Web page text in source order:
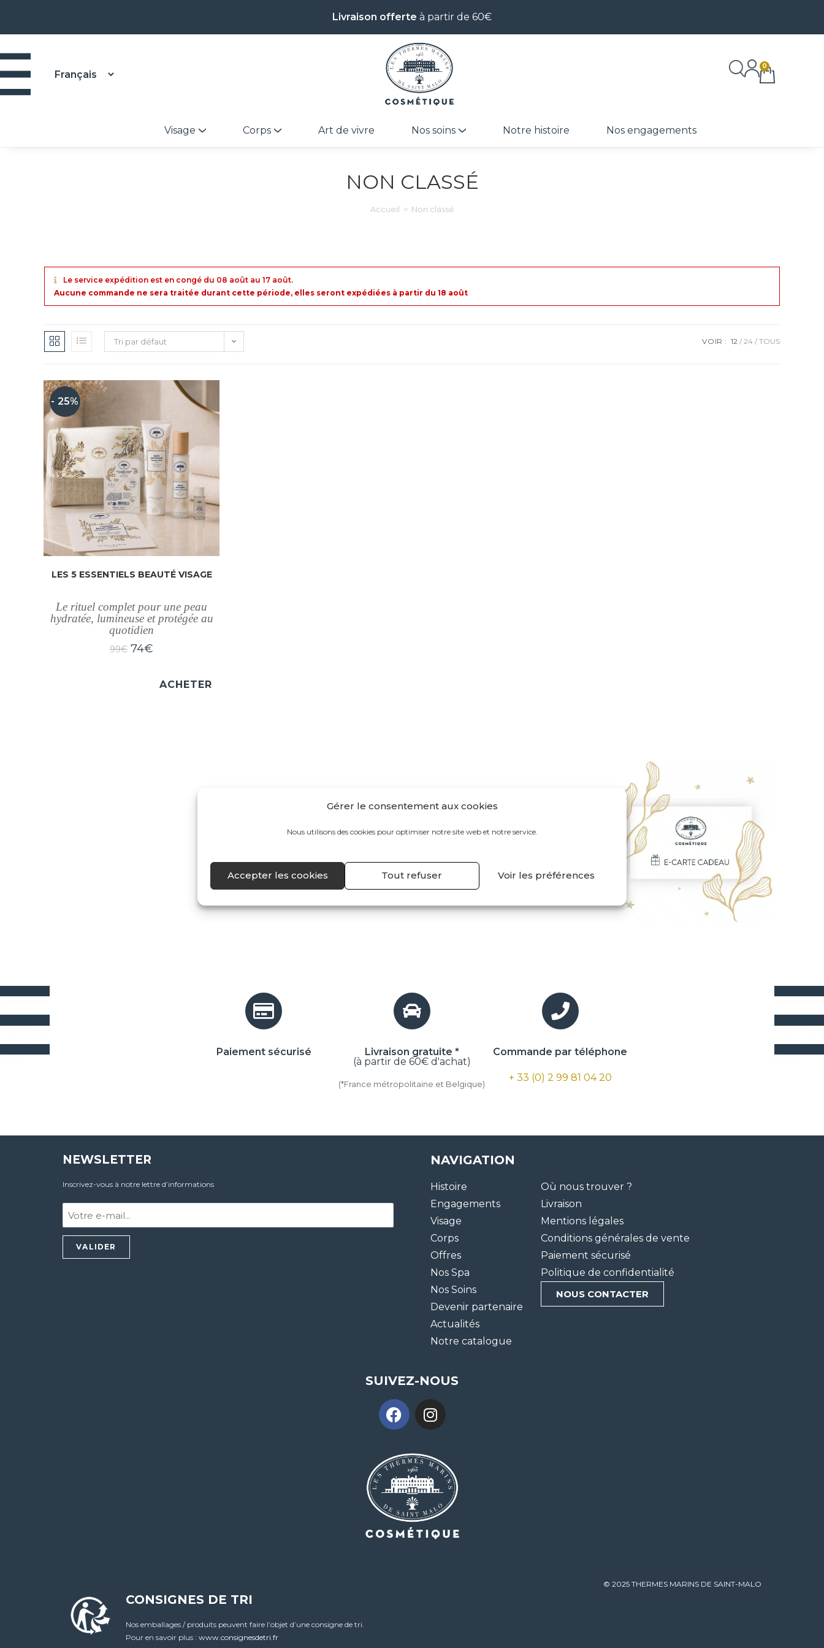
Gérer le consentement aux cookies
Nous utilisons des cookies pour optimiser notre site web et notre service.
Accepter les cookies Tout refuser Voir les préférences
Livraison offerte à partir de 60€
0
Visage Corps Art de vivre Nos soins Notre histoire Nos engagements
NON CLASSÉ
Accueil > Non classé
Le service expédition est en congé du 08 août au 17 août.
Aucune commande ne sera traitée durant cette période, elles seront expédiées à partir du 18 août
Tri par défaut VOIR : 12 24 TOUS
- 25%
LES 5 ESSENTIELS BEAUTÉ VISAGE
Le rituel complet pour une peau
hydratée, lumineuse et protégée au
quotidien
99€ 74€
ACHETER
Paiement sécurisé
Livraison gratuite *
(à partir de 60€ d'achat)
(*France métropolitaine et Belgique)
Commande par téléphone
+ 33 (0) 2 99 81 04 20
NEWSLETTER
Inscrivez-vous à notre lettre d’informations
Votre
e-
mail
:
NAVIGATION
Histoire
Engagements
Visage
Corps
Offres
Nos Spa
Nos Soins
Devenir partenaire
Actualités
Notre catalogue
Où nous trouver ?
Livraison
Mentions légales
Conditions générales de vente
Paiement sécurisé
Politique de confidentialité
NOUS CONTACTER
SUIVEZ-NOUS
CONSIGNES DE TRI
Nos emballages / produits peuvent faire l’objet d’une consigne de tri.
Pour en savoir plus : www.consignesdetri.fr
© 2025 THERMES MARINS DE SAINT-MALO